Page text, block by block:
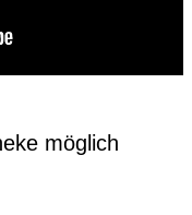
möglich